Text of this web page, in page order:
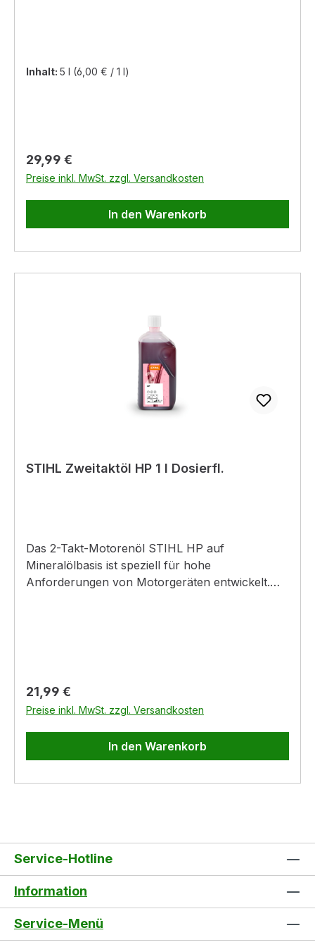
Inhalt: 5 l (6,00 € / 1 l)
Regulärer Preis:
29,99 €
Preise inkl. MwSt. zzgl. Versandkosten
In den Warenkorb
STIHL Zweitaktöl HP 1 l Dosierfl.
Das 2-Takt-Motorenöl STIHL HP auf
Mineralölbasis ist speziell für hohe
Anforderungen von Motorgeräten entwickelt.
Regulärer Preis:
21,99 €
Preise inkl. MwSt. zzgl. Versandkosten
In den Warenkorb
Service-Hotline
Information
Service-Menü